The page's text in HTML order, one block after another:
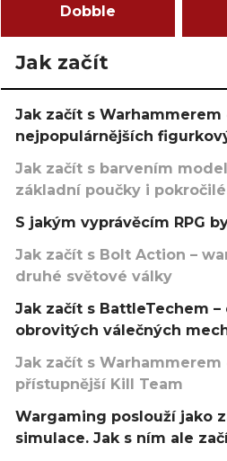
Dobble
Jak začít
Jak začít s Warhammerem
nejpopulárnějších
Jak začít s barvením
základní poučky i
S jakým vyprávěcím RPG
Jak začít s Bolt Action –
druhé světové války
Jak začít s BattleTechem
obrovitých válečných
Jak začít s
přístupnější Kill Team
Wargaming poslouží jako
simulace. Jak s ním ale